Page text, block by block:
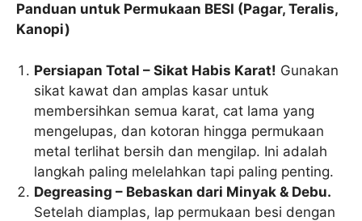
Panduan untuk Permukaan BESI (Pagar, Teralis,
Kanopi)
Persiapan Total – Sikat Habis Karat! Gunakan
sikat kawat dan amplas kasar untuk
membersihkan semua karat, cat lama yang
mengelupas, dan kotoran hingga permukaan
metal terlihat bersih dan mengilap. Ini adalah
langkah paling melelahkan tapi paling penting.
Degreasing – Bebaskan dari Minyak & Debu.
Setelah diamplas, lap permukaan besi dengan